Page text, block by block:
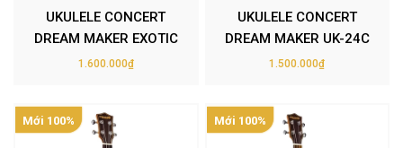
UKULELE CONCERT
DREAM MAKER EXOTIC
UK-24
1.600.000₫
UKULELE CONCERT
DREAM MAKER UK-24C
1.500.000₫
Mới 100% Mới 100%